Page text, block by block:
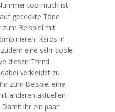
too-much ist,
gedeckte Töne
zum Beispiel mit
Karos in
eine sehr coole
diesen Trend
verkleidet zu
zum Beispiel eine
anderen aktuellen
ihr ein paar